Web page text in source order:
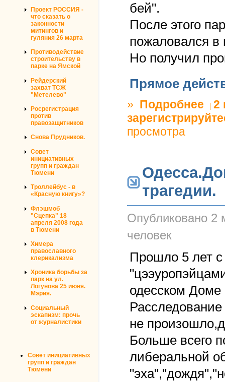
Проект РОССИЯ -
что сказать о
законности
митингов и
гуляния 26 марта
Противодействие
строительству в
парке на Ямской
Рейдерский
захват ТСЖ
"Метелево"
Росрегистрация
против
правозащитников
Снова Прудников.
Совет
инициативных
групп и граждан
Тюмени
Троллейбус - в
«Красную книгу»?
Флэшмоб
"Сцепка" 18
апреля 2008 года
в Тюмени
Химера
православного
клерикализма
Хроника борьбы за
парк на ул.
Логунова 25 июня.
Мэрия.
Социальный
эскапизм: прочь
от журналистики
Совет инициативных
групп и граждан
Тюмени
бей".
После этого
пожаловался
Но получил
Прямое
» Подробнее о 2
просмотра
трагедии.
Опубликовано 2
человек
Прошло 5 лет
одесском
Расследование
не
Больше всего
либеральной